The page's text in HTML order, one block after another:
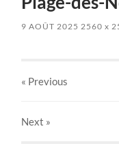
9 AOÛT 2025 2560x
« Previous
Next »